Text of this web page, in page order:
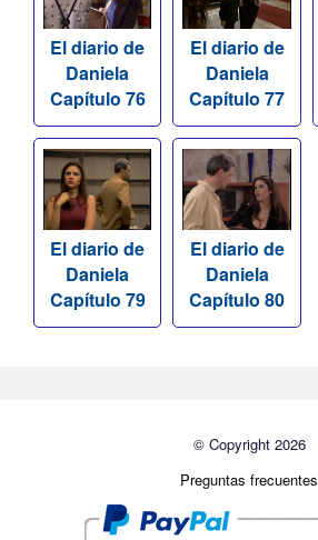
El diario de
Daniela
Capítulo 76
El diario de
Daniela
Capítulo 77
El diario de
Daniela
Capítulo 79
El diario de
Daniela
Capítulo 80
© Copyright 2026
Preguntas frecuentes